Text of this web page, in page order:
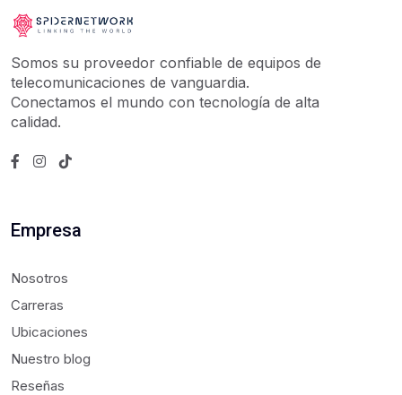
Somos su proveedor confiable de equipos de
telecomunicaciones de vanguardia.
Conectamos el mundo con tecnología de alta
calidad.
Empresa
Nosotros
Carreras
Ubicaciones
Nuestro blog
Reseñas